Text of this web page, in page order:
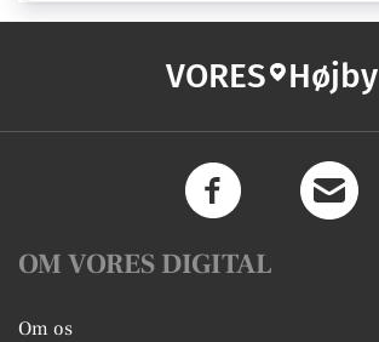
VORES Højby
OM VORES DIGITAL
Om os